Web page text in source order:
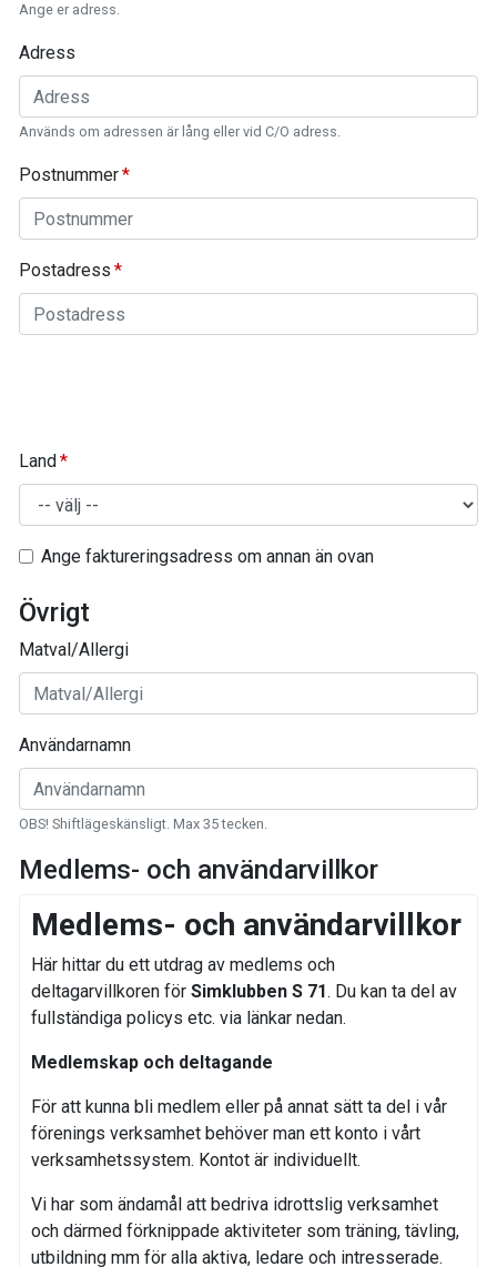
Ange er adress.
Adress
Används om adressen är lång eller vid C/O adress.
Postnummer
Postadress
Land
Ange faktureringsadress om annan än ovan
Övrigt
Matval/Allergi
Användarnamn
OBS! Shiftlägeskänsligt. Max 35 tecken.
Medlems- och användarvillkor
Medlems- och användarvillkor
Här hittar du ett utdrag av medlems och
deltagarvillkoren för Simklubben S 71. Du kan ta del av
fullständiga policys etc. via länkar nedan.
Medlemskap och deltagande
För att kunna bli medlem eller på annat sätt ta del i vår
förenings verksamhet behöver man ett konto i vårt
verksamhetssystem. Kontot är individuellt.
Vi har som ändamål att bedriva idrottslig verksamhet
och därmed förknippade aktiviteter som träning, tävling,
utbildning mm för alla aktiva, ledare och intresserade.